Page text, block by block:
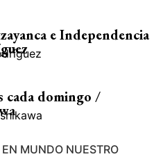
e Independencia
cada domingo /
MUNDO NUESTRO